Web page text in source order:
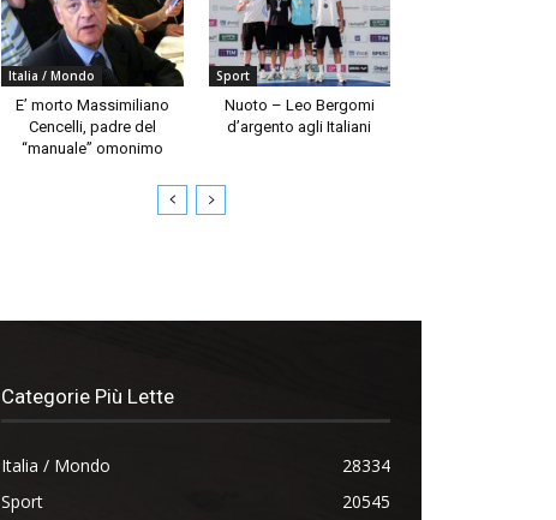
Italia / Mondo
E’ morto Massimiliano
Cencelli, padre del
“manuale” omonimo
Sport
Nuoto – Leo Bergomi
d’argento agli Italiani
Categorie Più Lette
Italia / Mondo
28334
Sport
20545